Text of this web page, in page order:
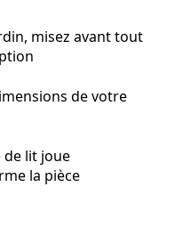
misez avant tout
de votre
de lit joue
la pièce